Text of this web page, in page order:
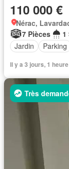
110 000 €
Nérac,
7 Pièces
1
Jardin
Parking
Il y a 3 jours, 1
Très